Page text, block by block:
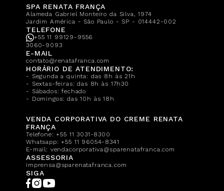
SPA RENATA FRANÇA
Alameda Gabriel Monteiro da Silva, 1974
Jardim América - São Paulo - SP - 014442-002
TELEFONE
+55 11 99129-9556
3060-9093
E-MAIL
contato@renatafranca.com
HORÁRIO DE ATENDIMENTO:
- Segunda a quinta: das 8h às 21h
- Sextas-feiras: das 8h às 17h30
- Sábados: fechado
- Domingos: das 10h às 18h
VENDA CORPORATIVA DO CREME RENATA
FRANÇA
Telefone:+55 11 3031-8300
Whatsapp:+55 11 96054-8341
E-mail: vendacorporativa@sparenatafranca.com
ASSESSORIA
imprensa@sparenatafranca.com
SIGA